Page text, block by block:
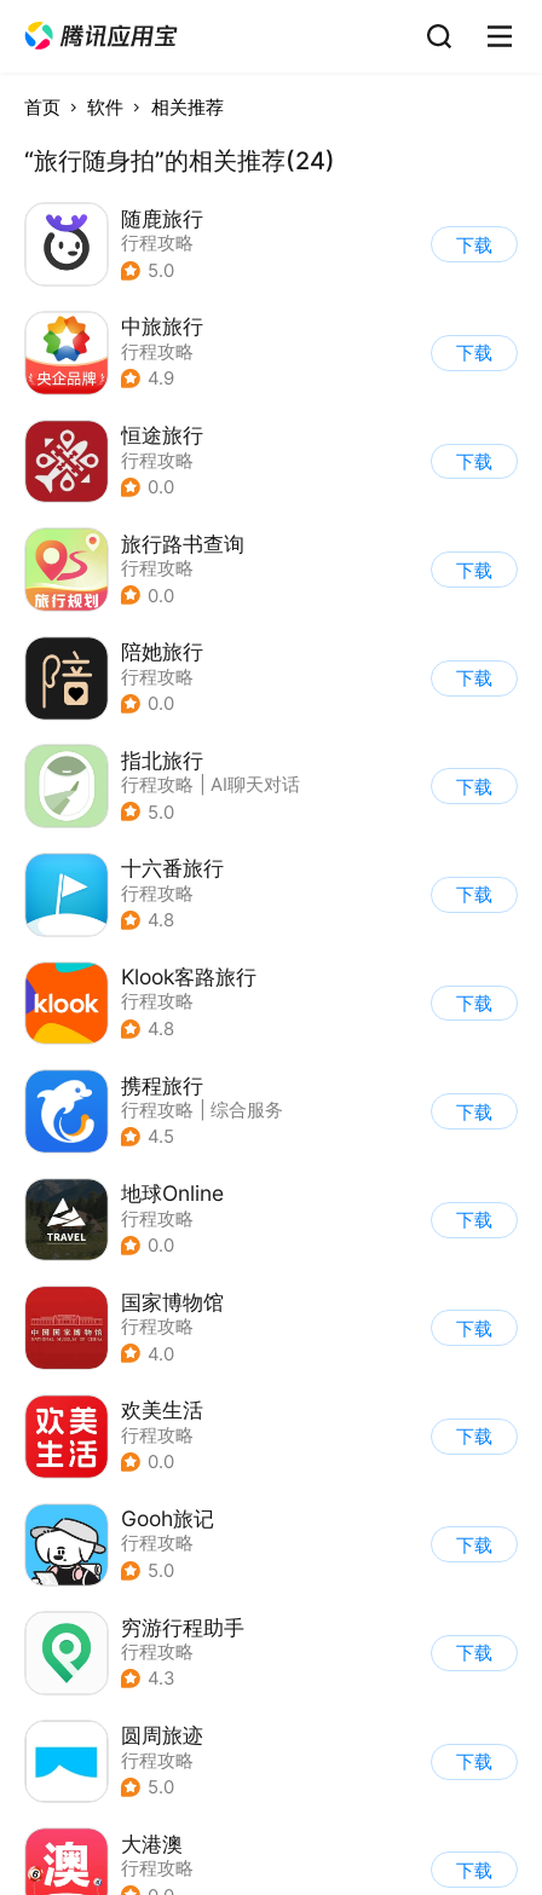
首页 软件 相关推荐
“旅行随身拍”的相关推荐(24)
随鹿旅行
行程攻略
5.0
下载
中旅旅行
行程攻略
4.9
下载
恒途旅行
行程攻略
0.0
下载
旅行路书查询
行程攻略
0.0
下载
陪她旅行
行程攻略
0.0
下载
指北旅行
行程攻略
AI聊天对话
5.0
下载
十六番旅行
行程攻略
4.8
下载
Klook客路旅行
行程攻略
4.8
下载
携程旅行
行程攻略
综合服务
4.5
下载
地球Online
行程攻略
0.0
下载
国家博物馆
行程攻略
4.0
下载
欢美生活
行程攻略
0.0
下载
Gooh旅记
行程攻略
5.0
下载
穷游行程助手
行程攻略
4.3
下载
圆周旅迹
行程攻略
5.0
下载
大港澳
行程攻略
下载